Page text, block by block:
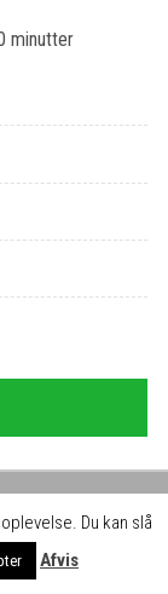
minutter
Du kan slå
Afvis
for jer brugere. Det
brokerne, der betaler